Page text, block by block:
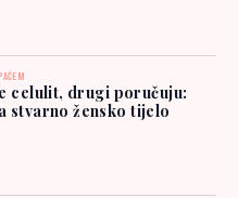
celulit, drugi poručuju:
stvarno žensko tijelo